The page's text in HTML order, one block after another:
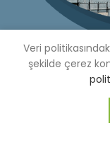
Copyright ©
Veri
şekilde çerez